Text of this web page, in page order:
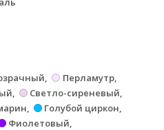
Перламутр
Светло-сиреневый
Голубой циркон
Фиолетовый